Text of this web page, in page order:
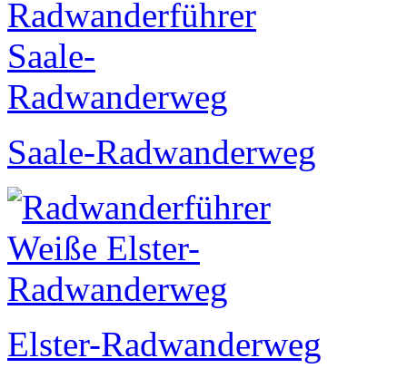
Saale-Radwanderweg
Elster-Radwanderweg